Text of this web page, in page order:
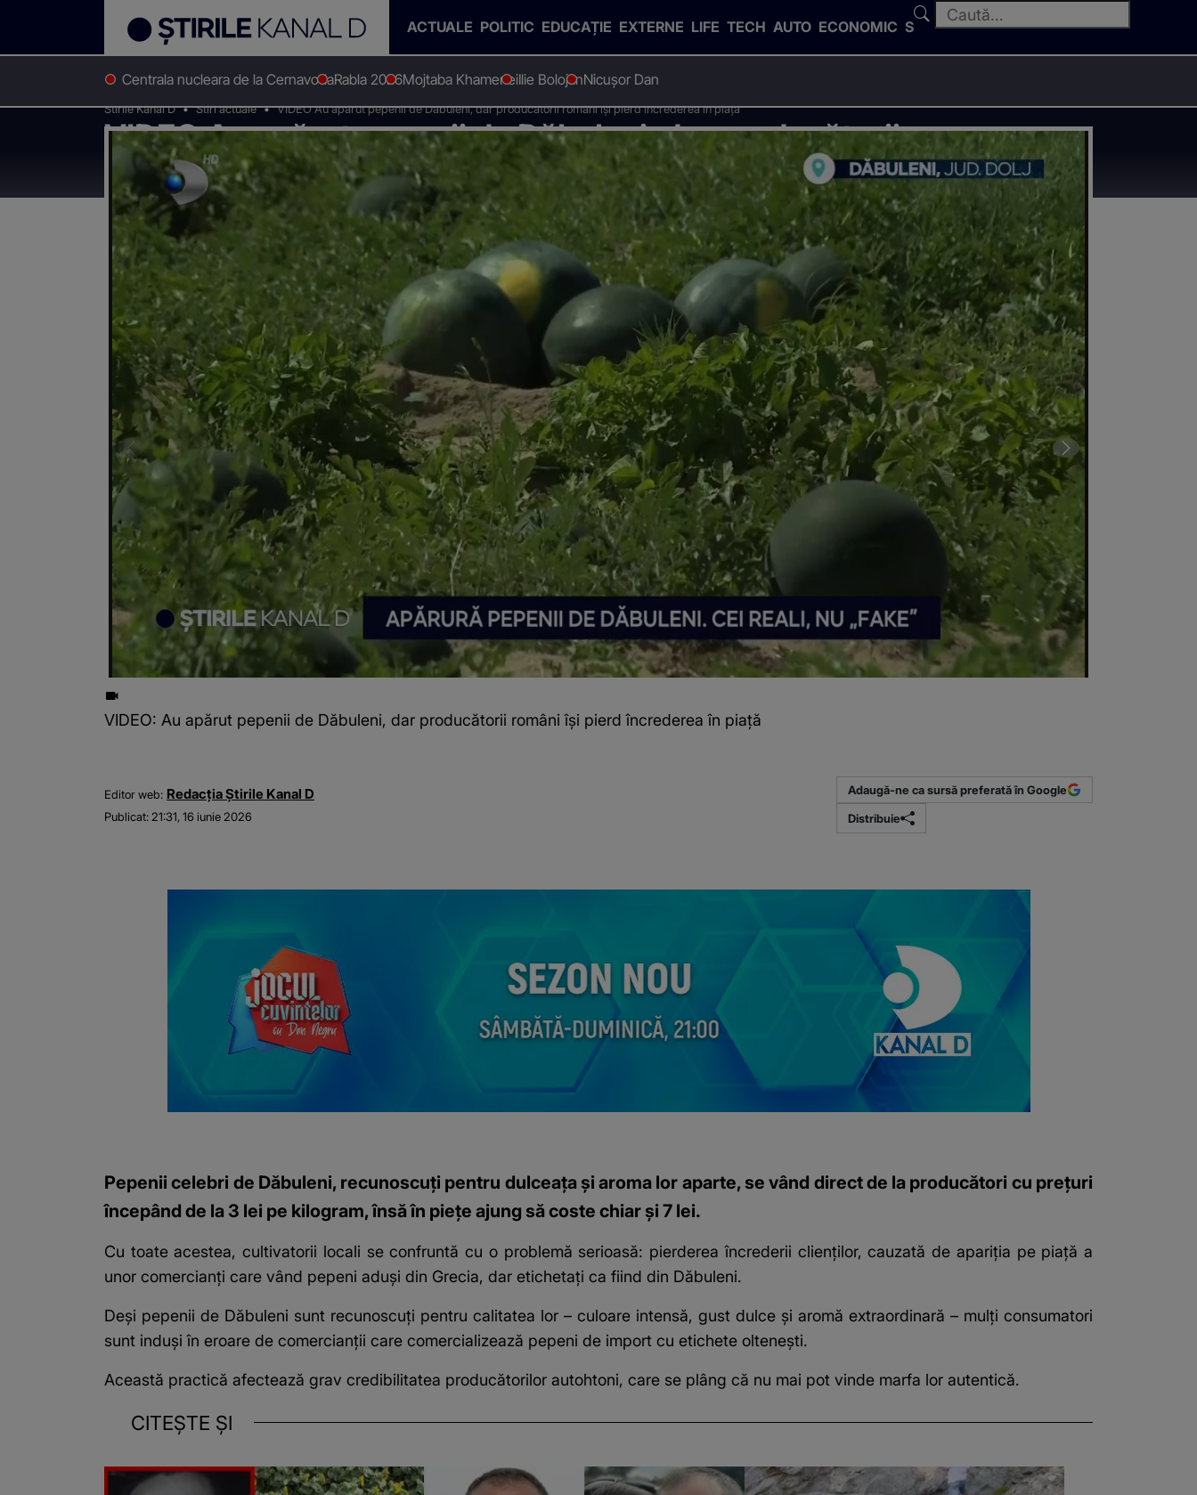
ACTUALE POLITIC EDUCAȚIE EXTERNE LIFE TECH AUTO ECONOMIC SPORT
Centrala nucleara de la CernavodaRabla 2026Mojtaba KhameneiIlie BolojanNicușor Dan
Stirile Kanal D Stiri actuale VIDEO Au apărut pepenii de Dăbuleni, dar producătorii români își pierd încrederea în piață
VIDEO Au apărut pepenii de Dăbuleni, dar producătorii
români își pierd încrederea în piață
VIDEO: Au apărut pepenii de Dăbuleni, dar producătorii români își pierd încrederea în piață
Editor web: Redacția Știrile Kanal D
Publicat:21:31, 16 iunie 2026
Adaugă-ne ca sursă preferată în Google
Distribuie
Pepenii celebri de Dăbuleni, recunoscuți pentru dulceața și aroma lor aparte, se vând direct de la producători cu prețuri
începând de la 3 lei pe kilogram, însă în piețe ajung să coste chiar și 7 lei.
Cu toate acestea, cultivatorii locali se confruntă cu o problemă serioasă: pierderea încrederii clienților, cauzată de apariția pe piață a
unor comercianți care vând pepeni aduși din Grecia, dar etichetați ca fiind din Dăbuleni.
Deși pepenii de Dăbuleni sunt recunoscuți pentru calitatea lor – culoare intensă, gust dulce și aromă extraordinară – mulți consumatori
sunt induși în eroare de comercianții care comercializează pepeni de import cu etichete oltenești.
Această practică afectează grav credibilitatea producătorilor autohtoni, care se plâng că nu mai pot vinde marfa lor autentică.
CITEȘTE ȘI